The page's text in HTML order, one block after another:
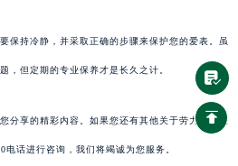
保持冷静，并采取正确的步骤来保护您的爱表。虽
，但定期的专业保养才是长久之计。
分享的精彩内容。如果您还有其他关于劳力士手表
话进行咨询，我们将竭诚为您服务。